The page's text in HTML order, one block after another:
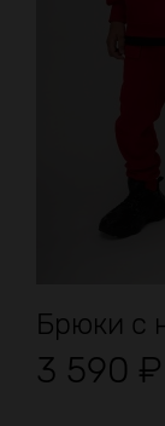
Брюки с
3 590 ₽